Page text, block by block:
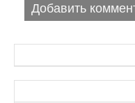
Добавить